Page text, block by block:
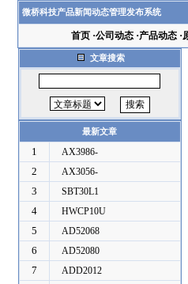
微桥科技产品新闻动态管理发布系统
首页·公司动态·产品动态·
文章搜索
最新文章
1
AX3986-
2
AX3056-
3
SBT30L1
4
HWCP10U
5
AD52068
6
AD52080
7
ADD2012